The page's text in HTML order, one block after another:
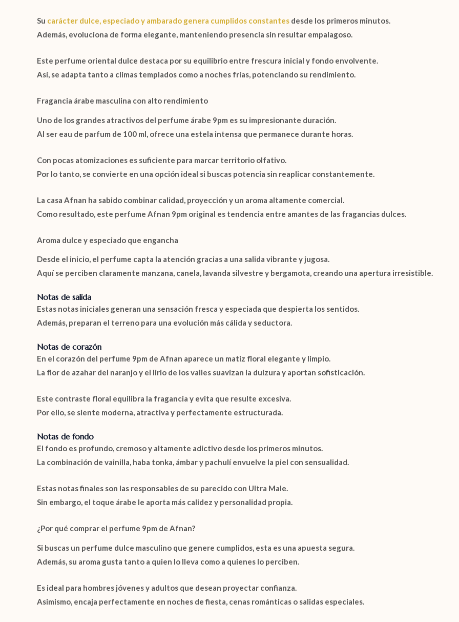
Su carácter dulce, especiado y ambarado genera cumplidos constantes desde los primeros minutos.
Además, evoluciona de forma elegante, manteniendo presencia sin resultar empalagoso.
Este perfume oriental dulce destaca por su equilibrio entre frescura inicial y fondo envolvente.
Así, se adapta tanto a climas templados como a noches frías, potenciando su rendimiento.
Fragancia árabe masculina con alto rendimiento
Uno de los grandes atractivos del perfume árabe 9pm es su impresionante duración.
Al ser eau de parfum de 100 ml , ofrece una estela intensa que permanece durante horas.
Con pocas atomizaciones es suficiente para marcar territorio olfativo.
Por lo tanto, se convierte en una opción ideal si buscas potencia sin reaplicar constantemente.
La casa Afnan ha sabido combinar calidad, proyección y un aroma altamente comercial.
Como resultado, este perfume Afnan 9pm original es tendencia entre amantes de las fragancias dulces.
Aroma dulce y especiado que engancha
Desde el inicio, el perfume capta la atención gracias a una salida vibrante y jugosa.
Aquí se perciben claramente manzana, canela, lavanda silvestre y bergamota, creando una apertura irresistible.
Notas de salida
Estas notas iniciales generan una sensación fresca y especiada que despierta los sentidos.
Además, preparan el terreno para una evolución más cálida y seductora.
Notas de corazón
En el corazón del perfume 9pm de Afnan aparece un matiz floral elegante y limpio.
La flor de azahar del naranjoy el lirio de los valles suavizan la dulzura y aportan sofisticación.
Este contraste floral equilibra la fragancia y evita que resulte excesiva.
Por ello, se siente moderna, atractiva y perfectamente estructurada.
Notas de fondo
El fondo es profundo, cremoso y altamente adictivo desde los primeros minutos.
La combinación de vainilla, haba tonka, ámbary pachulíenvuelve la piel con sensualidad.
Estas notas finales son las responsables de su parecido con Ultra Male.
Sin embargo, el toque árabe le aporta más calidez y personalidad propia.
¿Por qué comprar el perfume 9pm de Afnan?
Si buscas un perfume dulce masculino que genere cumplidos, esta es una apuesta segura.
Además, su aroma gusta tanto a quien lo lleva como a quienes lo perciben.
Es ideal para hombres jóvenes y adultos que desean proyectar confianza.
Asimismo, encaja perfectamente en noches de fiesta, cenas románticas o salidas especiales.